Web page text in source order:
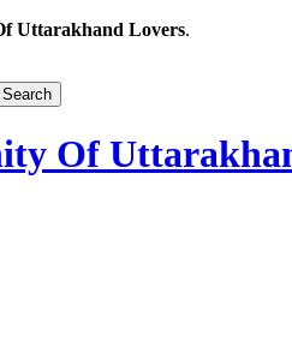
Uttarakhand Lovers.
Of